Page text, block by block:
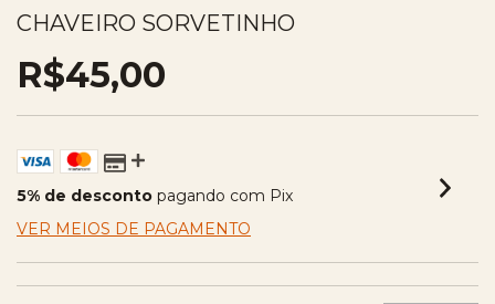
CHAVEIRO SORVETINHO
R$45,00
5% de desconto pagando com Pix
VER MEIOS DE PAGAMENTO